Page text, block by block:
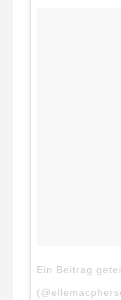
Ein Beitrag